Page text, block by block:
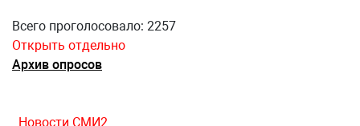
Всего проголосовало: 2257
Открыть отдельно
Архив опросов
Новости СМИ2